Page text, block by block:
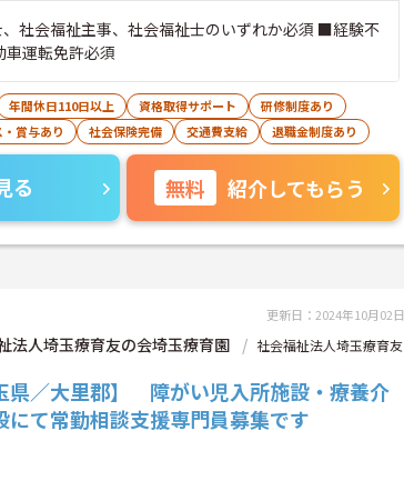
社会福祉主事、社会福祉士のいずれか必須 ■経験不
運転免許必須
年間休日110日以上 資格取得サポート
研修制度あり
賞与あり 社会保険完備 交通費支給 退職金制度あり
る 無料 紹介してもらう
更新日：2024年10月02日
法人埼玉療育友の会埼玉療育園
社会福祉法人埼玉療育友
県／大里郡】 障がい児入所施設・療養介
にて常勤相談支援専門員募集です